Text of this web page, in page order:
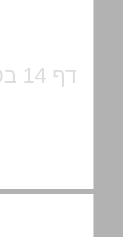
סיכום פרק 1 ... 16